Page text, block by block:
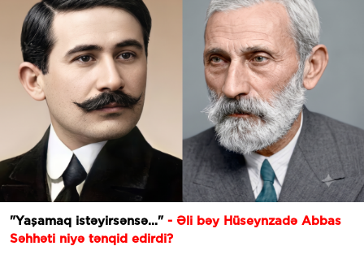
"Yaşamaq istəyirsənsə..." - Əli bəy Hüseynzadə Abbas
Səhhəti niyə tənqid edirdi?